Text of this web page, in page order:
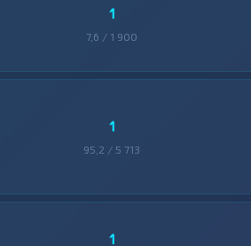
1
7,6 / 1 900
1
95,2 / 5 713
1